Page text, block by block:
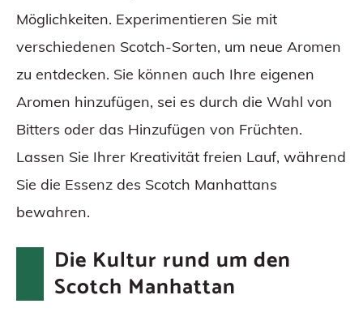
Möglichkeiten. Experimentieren Sie mit
verschiedenen Scotch-Sorten, um neue Aromen
zu entdecken. Sie können auch Ihre eigenen
Aromen hinzufügen, sei es durch die Wahl von
Bitters oder das Hinzufügen von Früchten.
Lassen Sie Ihrer Kreativität freien Lauf, während
Sie die Essenz des Scotch Manhattans
bewahren.
Die Kultur rund um den
Scotch Manhattan